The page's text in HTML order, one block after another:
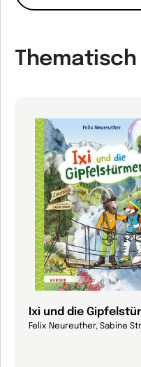
Ixi und die
Felix Neureuther, Sabine